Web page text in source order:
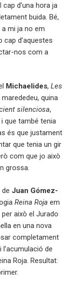
d’una hora ja
buida. Bé,
mi ja no em
cap d’aquestes
nos com a
Michaelides, Les
quina
silenciosa,
que també tenia
és que justament
que tenia un gir
com que jo això
grossa.
de Juan Gómez-
Reina Roja em
això el Jurado
en una nova
completament
de
Roja. Resultat: